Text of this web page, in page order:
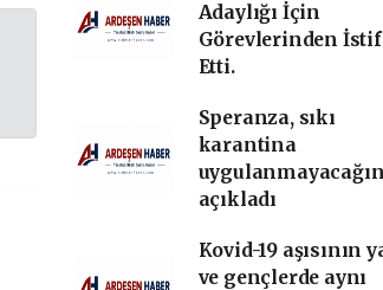
Adaylığı İçin
Görevlerinden
Etti.
Speranza, sıkı
karantina
açıkladı
Kovid-19 aşısının
ve gençlerde aynı